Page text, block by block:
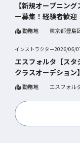
【新規オープニン
ー募集！経験者歓迎
勤務地 東京都豊島
インストラクター2026/06/
エスフォルタ【ス
クラスオーデション】
勤務地
エスフォル
ンター/
ポーツセ
ｴｲﾄﾎｰﾙ/水
ー